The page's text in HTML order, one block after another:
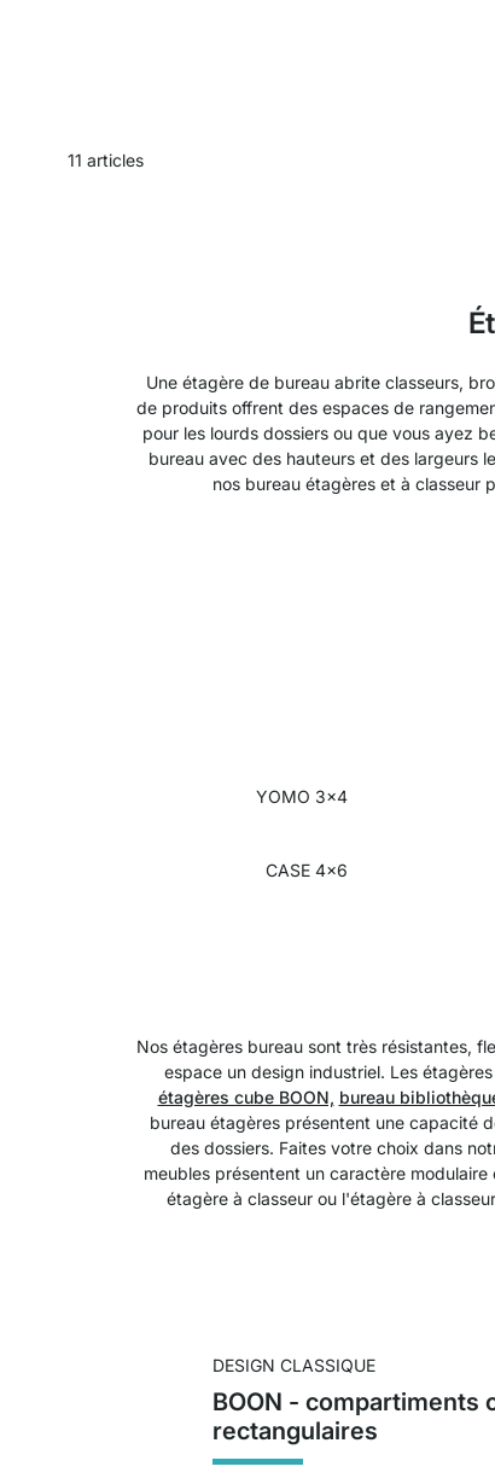
11 articles
Une étagère de bureau abrite classeurs,
de produits offrent des espaces de
pour les lourds dossiers ou que vous ayez
bureau avec des hauteurs et des largeurs
nos bureau étagères et à classeur
YOMO 3x4
CASE 4x6
Nos étagères bureau sont très résistantes,
espace un design industriel. Les
étagères cube BOON, bureau
bureau étagères présentent une capacité
des dossiers. Faites votre choix dans
meubles présentent un caractère
étagère à classeur ou l'étagère à
DESIGN CLASSIQUE
BOON - compartiments
rectangulaires